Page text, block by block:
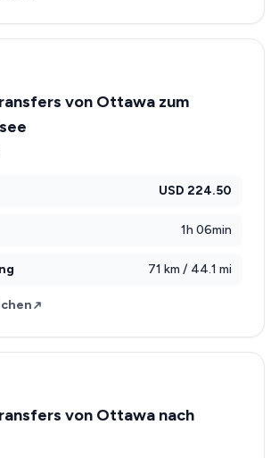
von Ottawa zum
USD 224.50
1h 06min
71 km / 44.1 mi
von Ottawa nach